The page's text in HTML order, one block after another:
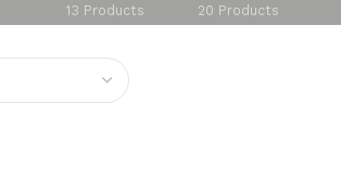
13 Products 20 Products